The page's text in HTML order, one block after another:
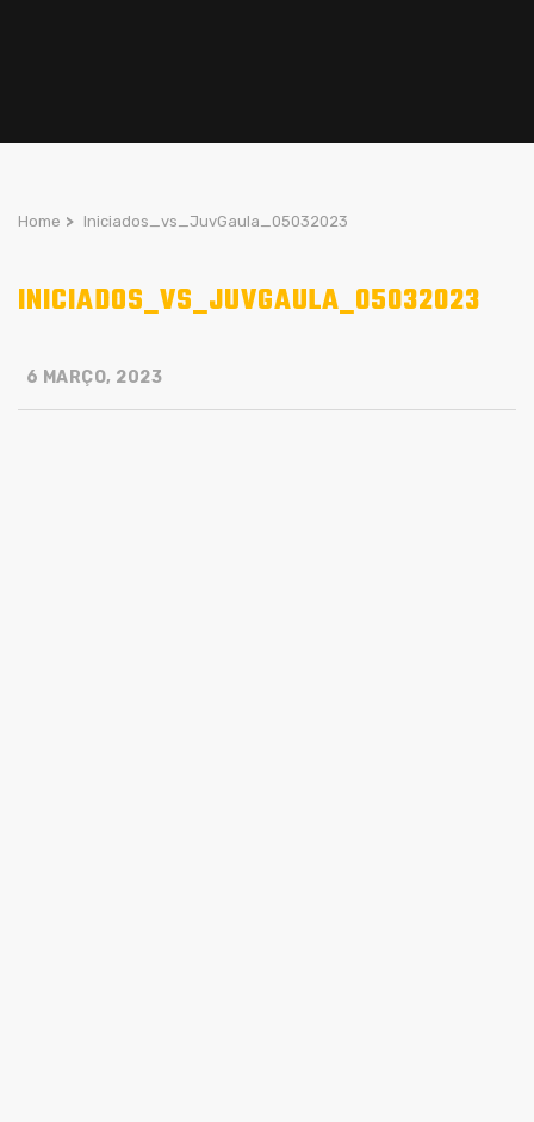
Home > Iniciados_vs_JuvGaula_05032023
INICIADOS_VS_JUVGAULA_05032023
6 MARÇO, 2023